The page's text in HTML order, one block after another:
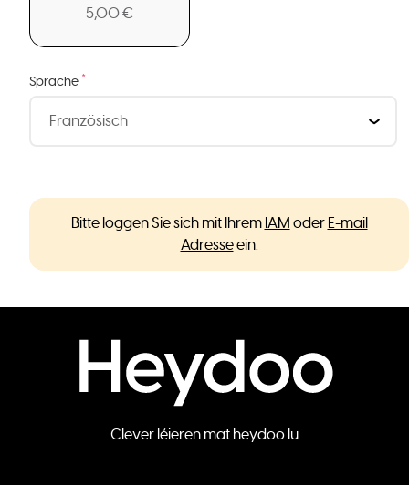
5,00 €
Sprache *
Bitte loggen Sie sich mit Ihrem IAM oder E-mail
Adresseein.
Clever léieren mat heydoo.lu